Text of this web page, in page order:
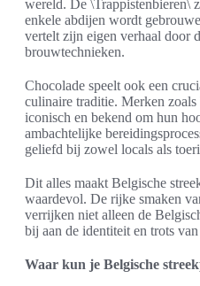
wereld. De \Trappistenbieren\
enkele abdijen wordt
vertelt zijn eigen verhaal door
brouwtechnieken.
Chocolade speelt ook een
culinaire traditie. Merken
iconisch en bekend om hun
ambachtelijke
geliefd bij zowel locals als
Dit alles maakt Belgische
waardevol. De rijke smaken
verrijken niet alleen de
bij aan de identiteit en trots
Waar kun je Belgische